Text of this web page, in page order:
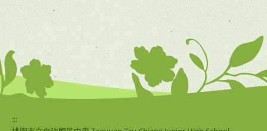
:::